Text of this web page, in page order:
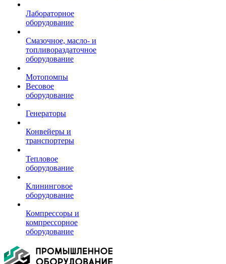
Лабораторное
оборудование
Смазочное, масло- и
топливораздаточное
оборудование
Мотопомпы
Весовое
оборудование
Генераторы
Конвейеры и
транспортеры
Тепловое
оборудование
Клининговое
оборудование
Компрессоры и
компрессорное
оборудование